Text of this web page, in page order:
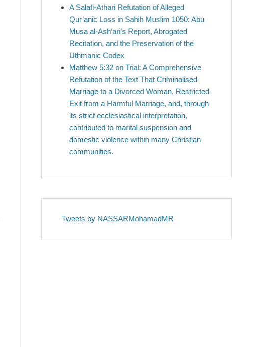
A Salafi-Athari Refutation of Alleged
Qur’anic Loss in Sahih Muslim 1050: Abu
Musa al-Ash‘ari’s Report, Abrogated
Recitation, and the Preservation of the
Uthmanic Codex
Matthew 5:32 on Trial: A Comprehensive
Refutation of the Text That Criminalised
Marriage to a Divorced Woman, Restricted
Exit from a Harmful Marriage, and, through
its strict ecclesiastical interpretation,
contributed to marital suspension and
domestic violence within many Christian
communities.
Tweets by NASSARMohamadMR